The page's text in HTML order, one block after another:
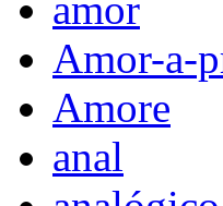
amor
Amor-a-
Amore
anal